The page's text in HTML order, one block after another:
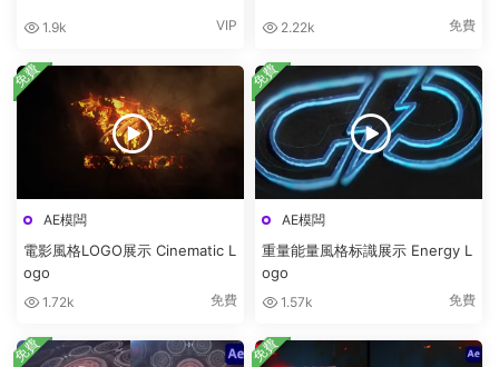
1.9k VIP 2.22k 免費
AE模闆
電影風格LOGO展示 Cinematic L
ogo
1.72k 免費
免費
AE模闆
重量能量風格标識展示 Energy L
ogo
1.57k 免費
免費
免費 免費